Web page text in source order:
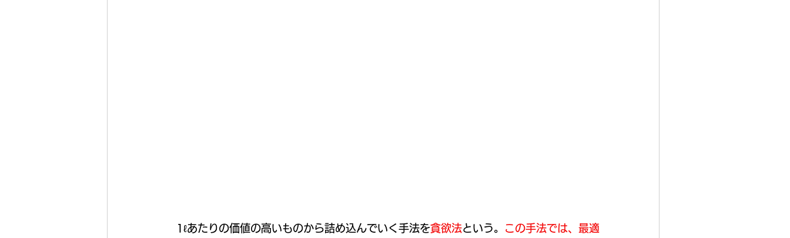
1ℓあたりの価値の高いものから詰め込んでいく手法を貪欲法という。
この手法では、最適